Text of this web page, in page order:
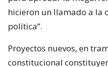
hicieron un llamado a la
política”.
Proyectos nuevos, en
constitucional